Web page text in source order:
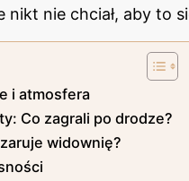
nikt nie chciał, aby to
i atmosfera
Co zagrali po drodze?
widownię?